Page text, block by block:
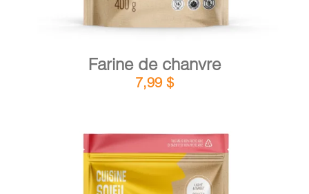
Farine de chanvre
7,99 $